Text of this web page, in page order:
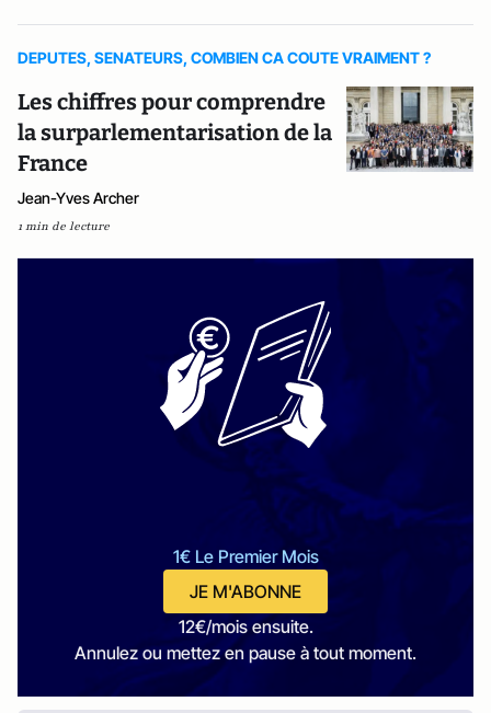
DEPUTES, SENATEURS, COMBIEN CA COUTE VRAIMENT ?
Les chiffres pour comprendre
la surparlementarisation de la
France
Jean-Yves Archer
1 min de lecture
1€ Le Premier Mois
JE M'ABONNE
12€/mois ensuite.
Annulez ou mettez en pause à tout moment.